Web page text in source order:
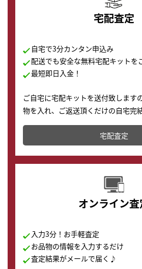
宅配査定
自宅で3分カンタン申込み
配送でも安全な無料宅配キットを
最短即日入金！
ご自宅に宅配キットを送付致します
物を入れ、ご返送頂くだけの自宅完
テムです。
配送でも簡単&安全に査定・買取に
す。
宅配査定
オンライン査
入力3分！お手軽査定
お品物の情報を入力するだけ
査定結果がメールで届く♪